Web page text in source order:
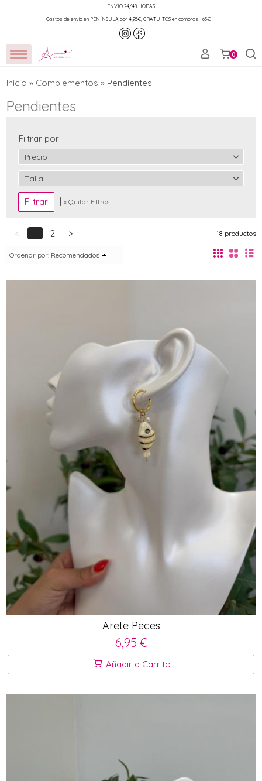
ENVÍO 24/48 HORAS
Gastos de envío en PENÍNSULA por 4,95€, GRATUITOS en compras +65€
0
Inicio » Complementos » Pendientes
Pendientes
Filtrar por
Precio
Talla
| x Quitar Filtros
< 2 > 18 productos
Ordenar por: Recomendados
Arete Peces
6,95 €
Añadir a Carrito